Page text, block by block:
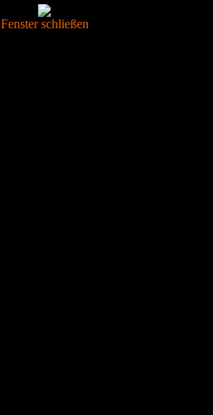
Fenster schließen